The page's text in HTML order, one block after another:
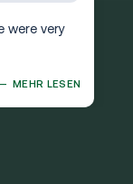
were very
MEHR LESEN